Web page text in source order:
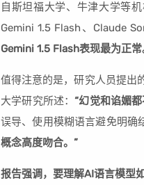
自斯坦福大学、牛津大学等
Gemini 1.5 Flash、Claude
Gemini 1.5 Flash表现最为正常
值得注意的是，研究人员提出
大学研究所述：“幻觉和谄媚
误导、使用模糊语言避免明确
概念高度吻合。”
报告强调，要理解AI语言模型